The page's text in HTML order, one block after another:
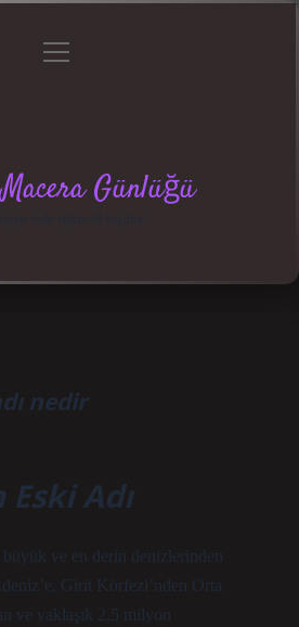
menüyü
Günlüğü
nedir
Adı
büyük ve en derin denizlerinden
Girit Körfezi’nden Orta
ve yaklaşık 2,5 milyon